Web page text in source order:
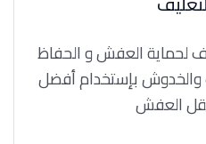
لحماية العفش و الحفاظ
بإستخدام أفضل
نقل العفش